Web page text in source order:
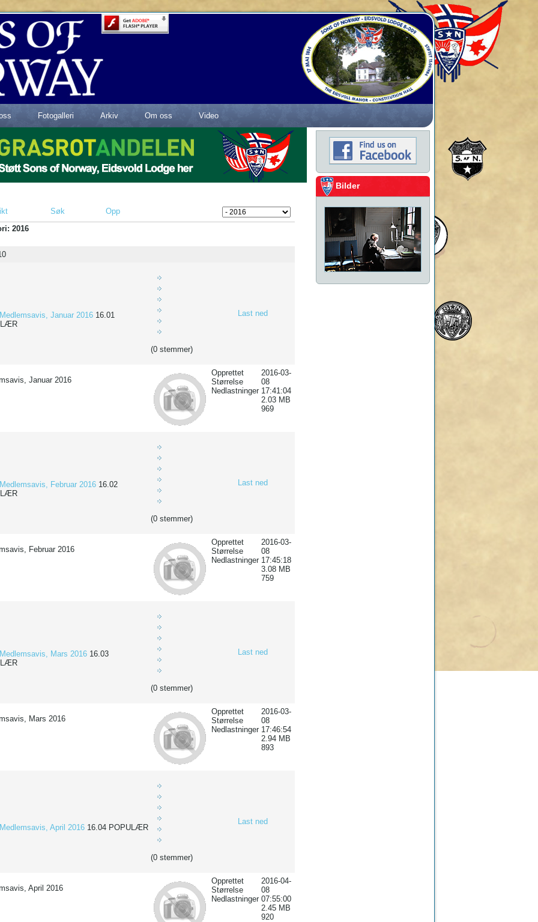
Fotogalleri Arkiv Om oss Video
Søk
Opp
2016
Medlemsavis, Januar 2016 16.01
(0 stemmer)
Last ned
Januar 2016
Opprettet
Størrelse
Nedlastninger
2016-03-
08
17:41:04
2.03 MB
969
Medlemsavis, Februar 2016 16.02
(0 stemmer)
Last ned
Februar 2016
Opprettet
Størrelse
Nedlastninger
2016-03-
08
17:45:18
3.08 MB
759
Medlemsavis, Mars 2016 16.03
(0 stemmer)
Last ned
Mars 2016
Opprettet
Størrelse
Nedlastninger
2016-03-
08
17:46:54
2.94 MB
893
Medlemsavis, April 2016 16.04 POPULÆR
(0 stemmer)
Last ned
April 2016
Opprettet
Størrelse
Nedlastninger
2016-04-
08
07:55:00
2.45 MB
920
Bilder